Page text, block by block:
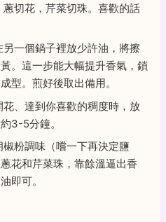
切花，芹菜切珠。喜歡的話
另一個鍋子裡放少許油，將擦
。這一步能大幅提升香氣，鎖
型。煎好後取出備用。
、達到你喜歡的稠度時，放
3-5分鐘。
椒粉調味（嚐一下再決定鹽
花和芹菜珠，靠餘溫逼出香
即可。